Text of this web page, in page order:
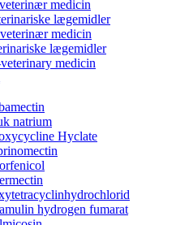
medicin
lægemidler
medicin
lægemidler
medicin
natrium
Hyclate
hydrogen fumarat